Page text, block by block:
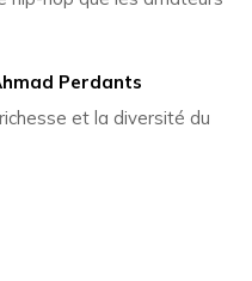
Perdants
et la diversité du